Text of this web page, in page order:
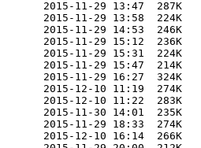
2015-11-29 13:47  287K
2015-11-29 13:58  224K
2015-11-29 14:53  246K
2015-11-29 15:12  236K
2015-11-29 15:31  224K
2015-11-29 15:47  214K
2015-11-29 16:27  324K
2015-12-10 11:19  274K
2015-12-10 11:22  283K
2015-11-30 14:01  235K
2015-11-29 18:33  274K
2015-12-10 16:14  266K